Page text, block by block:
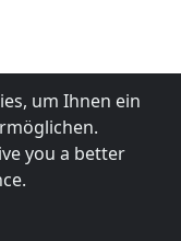
um Ihnen ein
you a better